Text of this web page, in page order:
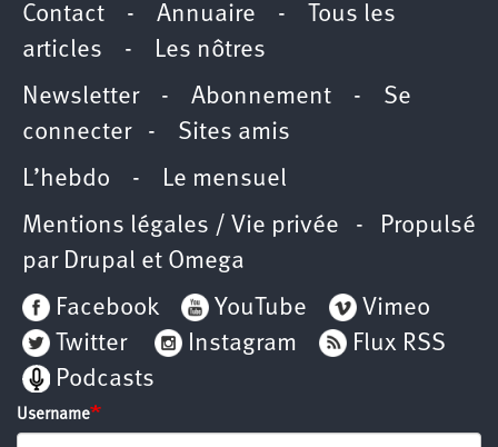
Contact - Annuaire - Tous les
articles -
Les nôtres
Newsletter- Abonnement - Se
connecter- Sites amis
L’hebdo -
Le mensuel
Mentions légales / Vie privée - Propulsé
par Drupal et Omega
Facebook
YouTube
Vimeo
Twitter
Instagram
Flux RSS
Podcasts
Username